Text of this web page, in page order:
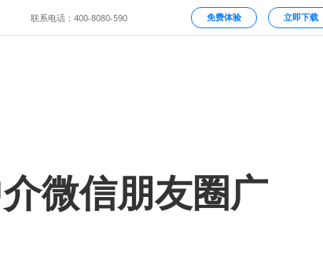
联系电话：400-8080-590 免费体验 立即下载
微信朋友圈广